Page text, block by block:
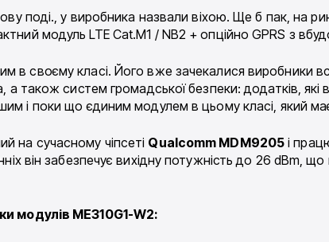
поді., у виробника назвали віхою. Ще б пак, на
модуль LTE Cat.M1 / NB2 + опційно GPRS з
в своєму класі. Його вже зачекалися виробники
а також систем громадської безпеки: додатків, які
і поки що єдиним модулем в цьому класі, який
на сучасному чіпсеті Qualcomm MDM9205 і
він забезпечує вихідну потужність до 26 dBm, що
модулів ME310G1-W2: